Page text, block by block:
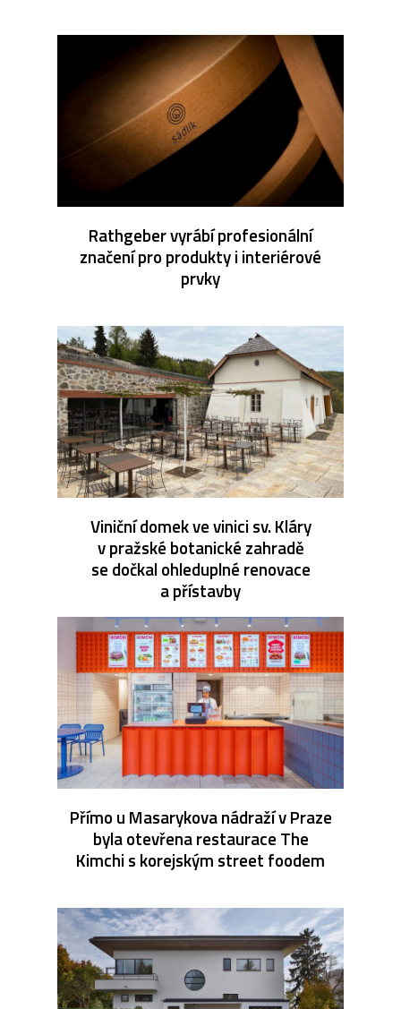
Rathgeber vyrábí profesionální
značení pro produkty i interiérové
prvky
Viniční domek ve vinici sv. Kláry
v pražské botanické zahradě
se dočkal ohleduplné renovace
a přístavby
Přímo u Masarykova nádraží v Praze
byla otevřena restaurace The
Kimchi s korejským street foodem